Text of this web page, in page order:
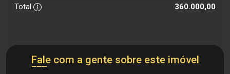
Total
360.000,00
Fale com a gente sobre este imóvel